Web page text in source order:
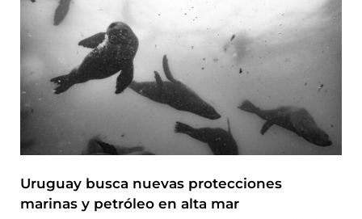
Uruguay busca nuevas protecciones
marinas y petróleo en alta mar